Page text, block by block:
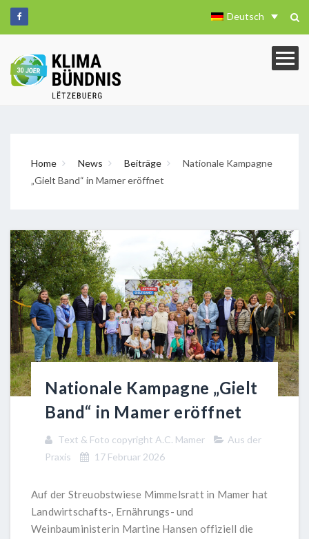
Deutsch
Home News Beiträge
Nationale Kampagne
„Gielt Band“ in Mamer eröffnet
Nationale Kampagne „Gielt
Band“ in Mamer eröffnet
Text & Foto copyright A.C. Mamer
Aus der
Praxis
17 Februar 2026
Auf der Streuobstwiese Mimmelsratt in Mamer hat
Landwirtschafts-, Ernährungs- und
Weinbauministerin Martine Hansen offiziell die